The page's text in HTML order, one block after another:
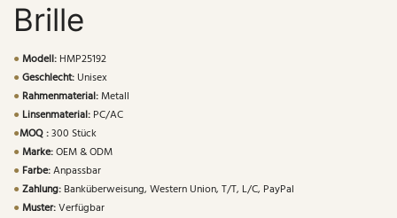
Brille
●Modell: HMP25192
●Geschlecht: Unisex
● Rahmenmaterial:Metall
● Linsenmaterial: PC/AC
●MOQ :300 Stück
●Marke:OEM & ODM
● Farbe:Anpassbar
●Zahlung: Banküberweisung, Western Union, T/T, L/C, PayPal
●Muster:Verfügbar